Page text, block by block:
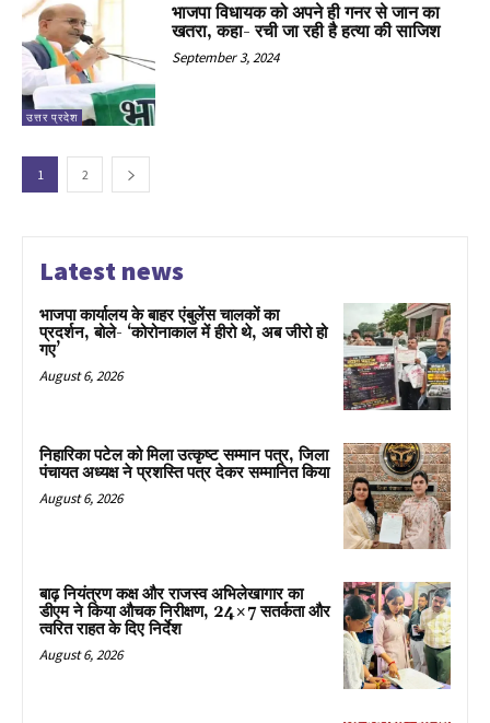
उत्तर प्रदेश
भाजपा विधायक को अपने ही गनर से जान का
खतरा, कहा- रची जा रही है हत्या की साजिश
September 3, 2024
1 2
Latest news
भाजपा कार्यालय के बाहर एंबुलेंस चालकों का
प्रदर्शन, बोले- ‘कोरोनाकाल में हीरो थे, अब जीरो हो
गए’
August 6, 2026
निहारिका पटेल को मिला उत्कृष्ट सम्मान पत्र, जिला
पंचायत अध्यक्ष ने प्रशस्ति पत्र देकर सम्मानित किया
August 6, 2026
बाढ़ नियंत्रण कक्ष और राजस्व अभिलेखागार का
डीएम ने किया औचक निरीक्षण, 24×7 सतर्कता और
त्वरित राहत के दिए निर्देश
August 6, 2026